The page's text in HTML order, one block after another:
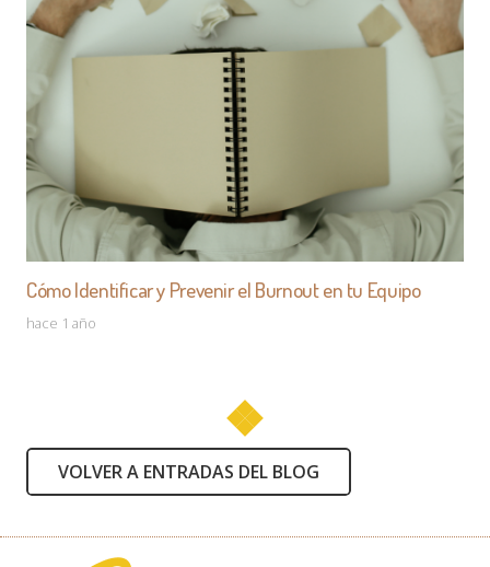
Cómo Identificar y Prevenir el Burnout en tu Equipo
hace 1 año